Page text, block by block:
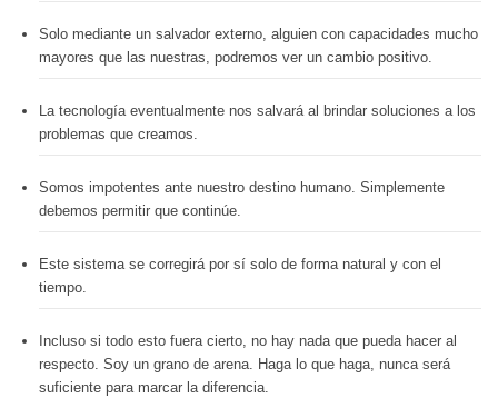
Solo mediante un salvador externo, alguien con capacidades mucho
mayores que las nuestras, podremos ver un cambio positivo.
La tecnología eventualmente nos salvará al brindar soluciones a los
problemas que creamos.
Somos impotentes ante nuestro destino humano. Simplemente
debemos permitir que continúe.
Este sistema se corregirá por sí solo de forma natural y con el
tiempo.
Incluso si todo esto fuera cierto, no hay nada que pueda hacer al
respecto. Soy un grano de arena. Haga lo que haga, nunca será
suficiente para marcar la diferencia.